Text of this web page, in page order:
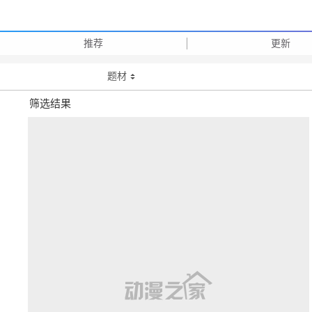
推荐 更新
题材
筛选结果